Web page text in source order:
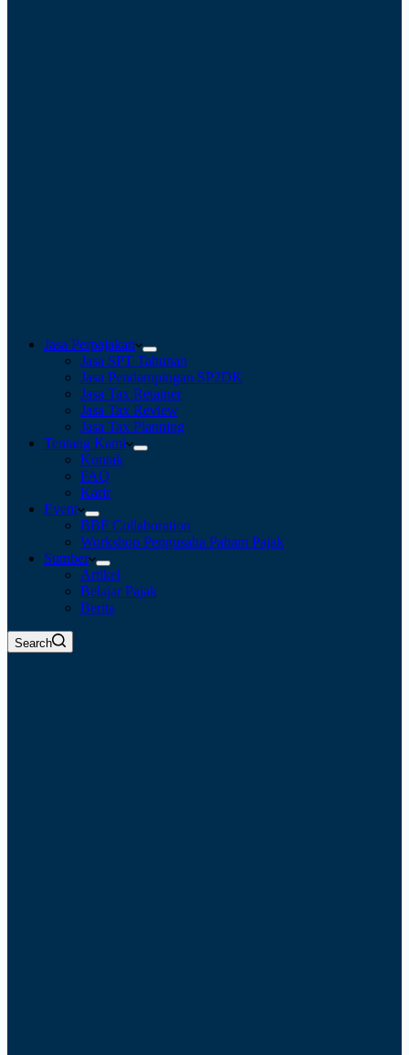
Jasa Perpajakan
Jasa SPT Tahunan
Jasa Pendampingan SP2DK
Jasa Tax Retainer
Jasa Tax Review
Jasa Tax Planning
Tentang Kami
Kontak
FAQ
Karir
Event
BBF Collaboration
Workshop Pengusaha Paham Pajak
Sumber
Artikel
Belajar Pajak
Berita
Search